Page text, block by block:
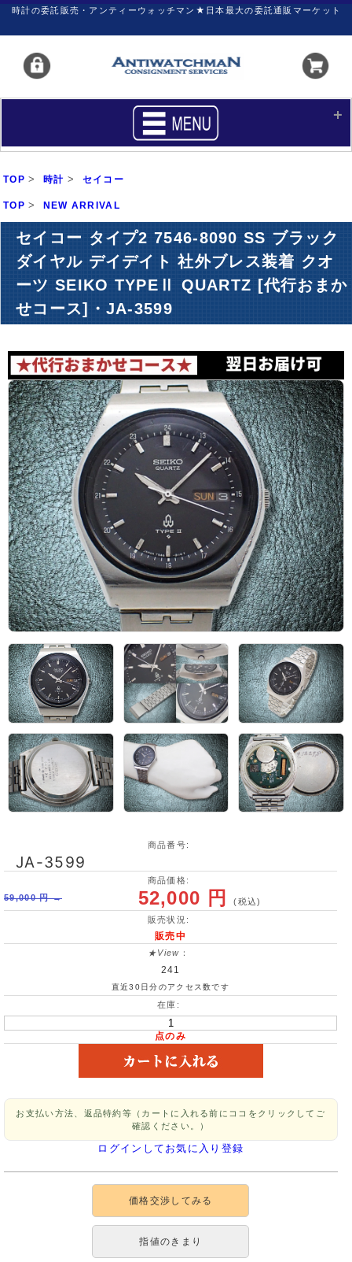
時計の委託販売・アンティーウォッチマン★日本最大の委託通販マーケット
買いたい
サポート マイページ
新着リスト 価格ダウン
時計の修理
アーカイブ ブログ・特集記事
TOP > 時計 > セイコー
TOP > NEW ARRIVAL
セイコー タイプ2 7546-8090 SS ブラック
ダイヤル デイデイト 社外ブレス装着 クオ
ーツ SEIKO TYPEⅡ QUARTZ [代行おまか
せコース]・JA-3599
商品番号:
JA-3599
商品価格:
59,000 円 →
52,000 円(税込)
販売状況:
販売中
★View ：
241
直近30日分のアクセス数です
在庫:
点のみ
お支払い方法、返品特約等（カートに入れる前にココをクリックしてご
確認ください。）
ログインしてお気に入り登録
価格交渉してみる
指値のきまり